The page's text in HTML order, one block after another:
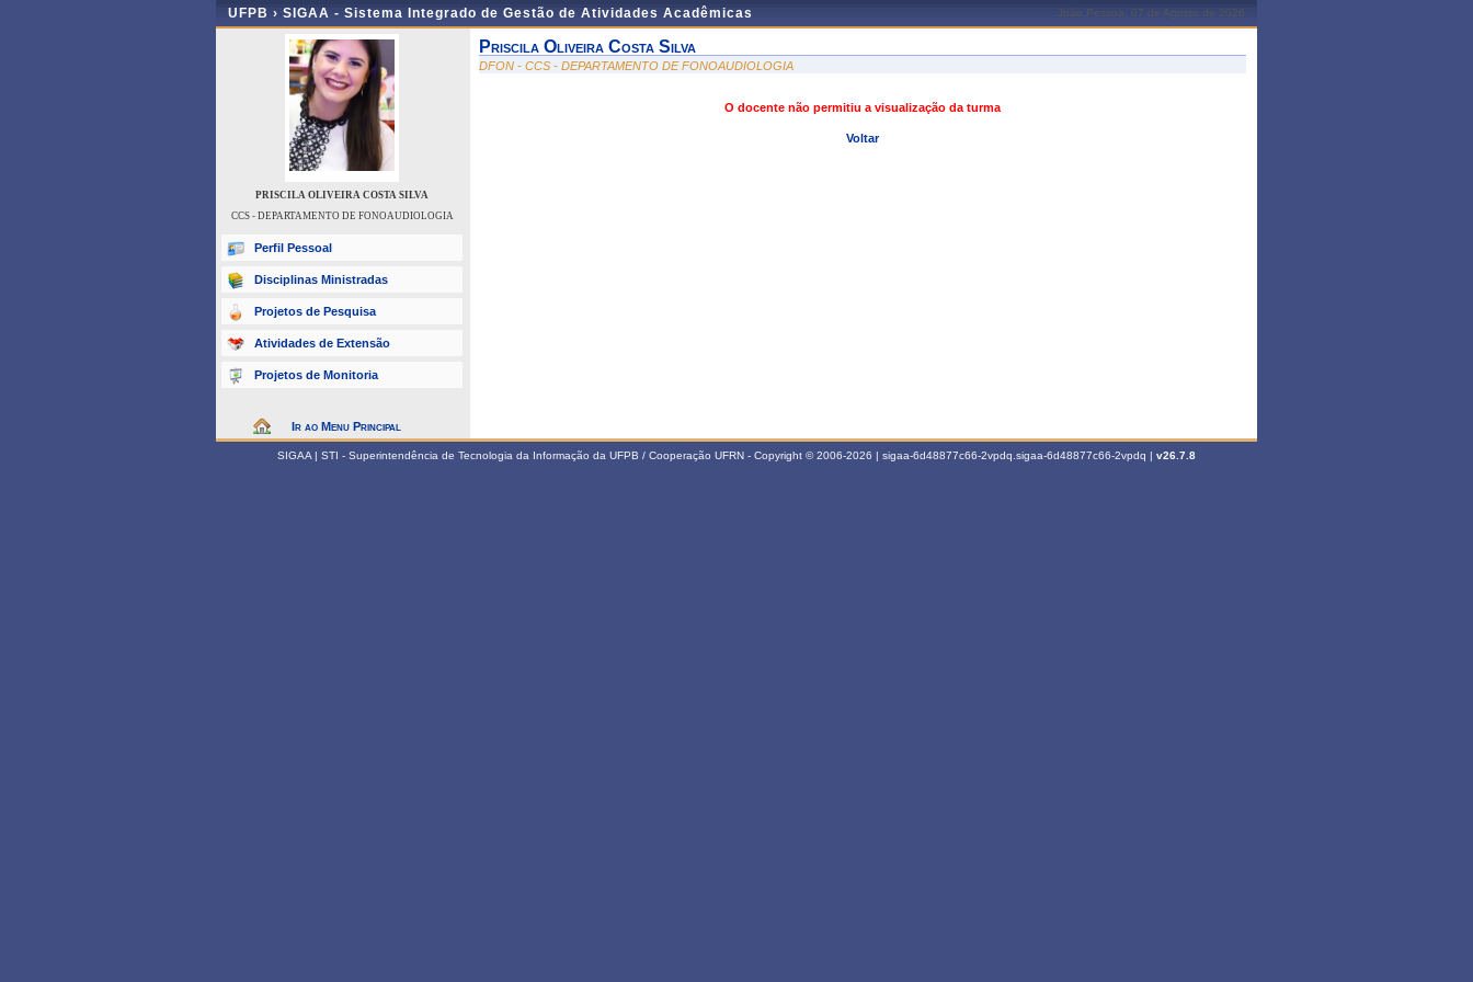
UFPB › SIGAA - Sistema Integrado de Gestão de Atividades Acadêmicas João Pessoa, 07 de Agosto de 2026
PRISCILA OLIVEIRA COSTA SILVA
CCS - DEPARTAMENTO DE FONOAUDIOLOGIA
Perfil Pessoal
Disciplinas Ministradas
Projetos de Pesquisa
Atividades de Extensão
Projetos de Monitoria
Ir ao Menu Principal
Priscila Oliveira Costa Silva
DFON - CCS - DEPARTAMENTO DE FONOAUDIOLOGIA
O docente não permitiu a visualização da turma
Voltar
SIGAA | STI - Superintendência de Tecnologia da Informação da UFPB / Cooperação UFRN - Copyright © 2006-2026 | sigaa-6d48877c66-2vpdq.sigaa-6d48877c66-2vpdq | v26.7.8